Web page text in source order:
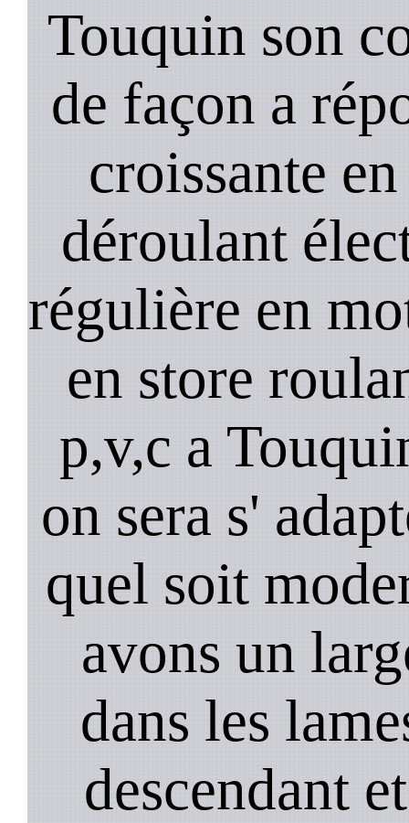
Touquin son
de façon a
croissante
déroulant
régulière en
en store
p,v,c a
on sera s'
quel soit
avons un
dans les
descendant